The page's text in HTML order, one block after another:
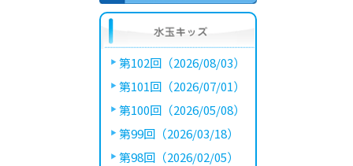
第102回（2026/08/03）
第101回（2026/07/01）
第100回（2026/05/08）
第99回（2026/03/18）
第98回（2026/02/05）